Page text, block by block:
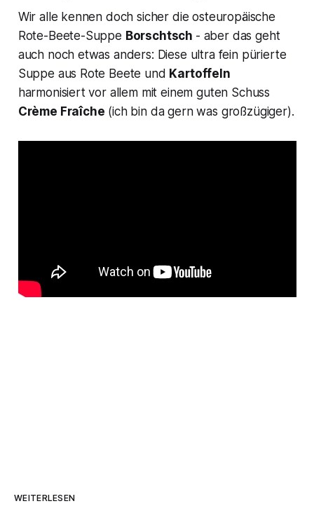
Wir alle kennen doch sicher die osteuropäische
Rote-Beete-Suppe Borschtsch - aber das geht
auch noch etwas anders: Diese ultra fein pürierte
Suppe aus Rote Beete und Kartoffeln
harmonisiert vor allem mit einem guten Schuss
Crème Fraîche (ich bin da gern was großzügiger).
WEITERLESEN